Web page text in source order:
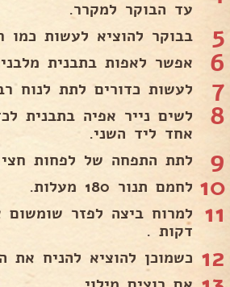
עד הבוקר למקרר.
5 בבוקר להוציא לעשות כמו
6 אפשר לאפות בתבנית
7 לעשות כדורים לתת לנוח
8
לשים נייר אפיה בתבנית
אחד ליד השני.
9 לתת התפחה של לפחות
10 לחמם תנור 180 מעלות.
11
דקות .
12 כשמוכן להוציא להניח